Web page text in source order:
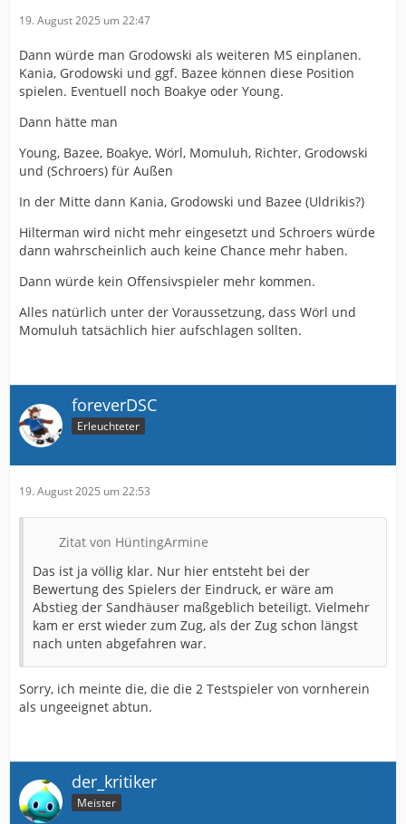
19. August 2025 um 22:47
Dann würde man Grodowski als weiteren MS einplanen.
Kania, Grodowski und ggf. Bazee können diese Position
spielen. Eventuell noch Boakye oder Young.
Dann hätte man
Young, Bazee, Boakye, Wörl, Momuluh, Richter, Grodowski
und (Schroers) für Außen
In der Mitte dann Kania, Grodowski und Bazee (Uldrikis?)
Hilterman wird nicht mehr eingesetzt und Schroers würde
dann wahrscheinlich auch keine Chance mehr haben.
Dann würde kein Offensivspieler mehr kommen.
Alles natürlich unter der Voraussetzung, dass Wörl und
Momuluh tatsächlich hier aufschlagen sollten.
foreverDSC
Erleuchteter
19. August 2025 um 22:53
Zitat von HüntingArmine
Das ist ja völlig klar. Nur hier entsteht bei der
Bewertung des Spielers der Eindruck, er wäre am
Abstieg der Sandhäuser maßgeblich beteiligt. Vielmehr
kam er erst wieder zum Zug, als der Zug schon längst
nach unten abgefahren war.
Sorry, ich meinte die, die die 2 Testspieler von vornherein
als ungeeignet abtun.
der_kritiker
Meister